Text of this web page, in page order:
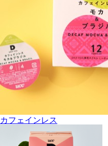
カフェインレス